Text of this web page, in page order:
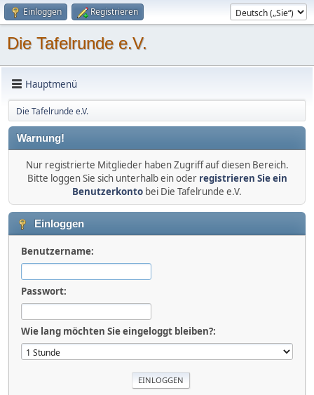
Einloggen Registrieren
Die Tafelrunde e.V.
Hauptmenü
Die Tafelrunde e.V.
Warnung!
Nur registrierte Mitglieder haben Zugriff auf diesen Bereich.
Bitte loggen Sie sich unterhalb ein oder registrieren Sie ein
Benutzerkonto bei Die Tafelrunde e.V.
Einloggen
Benutzername:
Passwort:
Wie lang möchten Sie eingeloggt bleiben?: